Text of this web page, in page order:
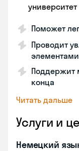
университет
Поможет
Проводит
Поддержит
конца
Читать дальше
Услуги и
Немецкий